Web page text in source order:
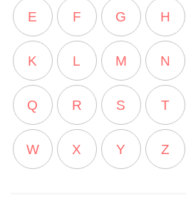
E F G H
K L M N
Q R S T
W X Y Z